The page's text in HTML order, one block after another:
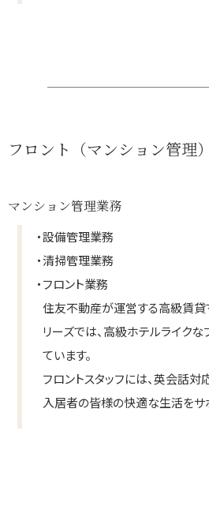
フロント（マンション管理）
マンション管理業務
・設備管理業務
・清掃管理業務
・フロント業務
住友不動産が運営する高級賃貸マ
リーズでは、高級ホテルライク
ています。
フロントスタッフには、英会話対
入居者の皆様の快適な生活をサ